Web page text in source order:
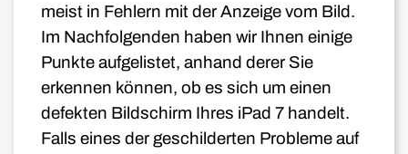
meist in Fehlern mit der Anzeige vom Bild.
Im Nachfolgenden haben wir Ihnen einige
Punkte aufgelistet, anhand derer Sie
erkennen können, ob es sich um einen
defekten Bildschirm Ihres iPad 7 handelt.
Falls eines der geschilderten Probleme auf